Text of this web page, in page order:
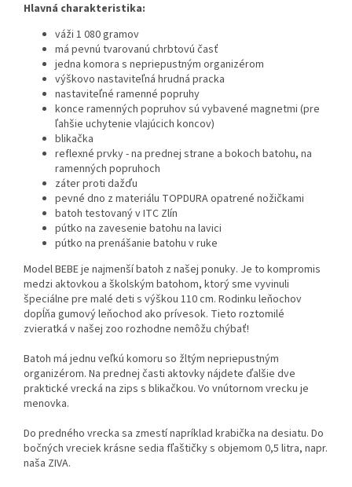
Hlavná charakteristika:
váži 1 080 gramov
má pevnú tvarovanú chrbtovú časť
jedna komora s nepriepustným organizérom
výškovo nastaviteľná hrudná pracka
nastaviteľné ramenné popruhy
konce ramenných popruhov sú vybavené magnetmi (pre
ľahšie uchytenie vlajúcich koncov)
blikačka
reflexné prvky - na prednej strane a bokoch batohu, na
ramenných popruhoch
záter proti dažďu
pevné dno z materiálu TOPDURA opatrené nožičkami
batoh testovaný v ITC Zlín
pútko na zavesenie batohu na lavici
pútko na prenášanie batohu v ruke
Model BEBE je najmenší batoh z našej ponuky. Je to kompromis
medzi aktovkou a školským batohom, ktorý sme vyvinuli
špeciálne pre malé deti s výškou 110 cm. Rodinku leňochov
dopĺňa gumový leňochod ako prívesok. Tieto roztomilé
zvieratká v našej zoo rozhodne nemôžu chýbať!
Batoh má jednu veľkú komoru so žltým nepriepustným
organizérom. Na prednej časti aktovky nájdete ďalšie dve
praktické vrecká na zips s blikačkou. Vo vnútornom vrecku je
menovka.
Do predného vrecka sa zmestí napríklad krabička na desiatu. Do
bočných vreciek krásne sedia fľaštičky s objemom 0,5 litra, napr.
naša ZIVA.